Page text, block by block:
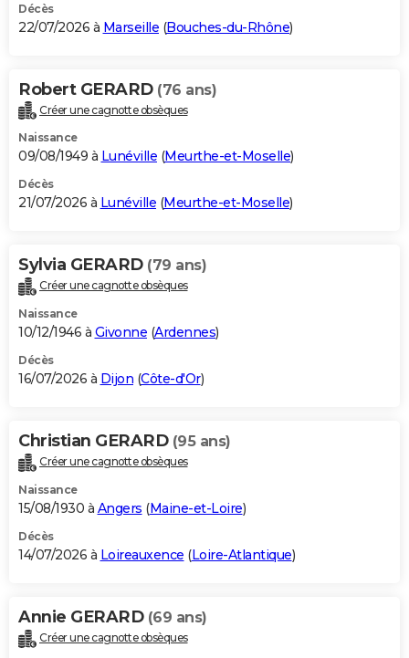
Décès
22/07/2026 à Marseille (Bouches-du-Rhône)
Robert GERARD (76 ans)
Créer une cagnotte obsèques
Naissance
09/08/1949 à Lunéville (Meurthe-et-Moselle)
Décès
21/07/2026 à Lunéville (Meurthe-et-Moselle)
Sylvia GERARD (79 ans)
Créer une cagnotte obsèques
Naissance
10/12/1946 à Givonne (Ardennes)
Décès
16/07/2026 à Dijon (Côte-d'Or)
Christian GERARD (95 ans)
Créer une cagnotte obsèques
Naissance
15/08/1930 à Angers (Maine-et-Loire)
Décès
14/07/2026 à Loireauxence (Loire-Atlantique)
Annie GERARD (69 ans)
Créer une cagnotte obsèques